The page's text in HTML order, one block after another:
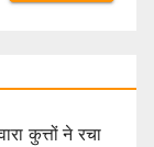
कुत्तों ने रचा